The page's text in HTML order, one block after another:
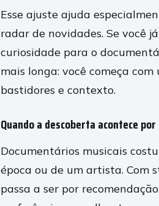
Esse ajuste ajuda
radar de novidades. Se você
curiosidade para o
mais longa: você começa
bastidores e contexto.
Quando a descoberta acontece
Documentários musicais
época ou de um artista. Com
passa a ser por